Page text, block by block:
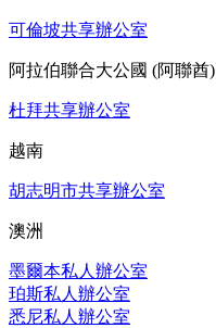
可倫坡共享辦公室
阿拉伯聯合大公國 (阿聯酋)
杜拜共享辦公室
越南
胡志明市共享辦公室
澳洲
墨爾本私人辦公室
珀斯私人辦公室
悉尼私人辦公室